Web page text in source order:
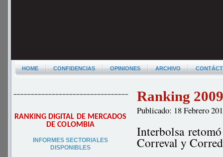
HOME CONFIDENCIAS OPINIONES ARCHIVO
–––––––––––––––––––––––––––––––––
RANKING DIGITAL DE MERCADOS
DE COLOMBIA
INFORMES SECTORIALES
DISPONIBLES
Ranking
Publicado: 18 Febrero
Interbolsa
Correval y